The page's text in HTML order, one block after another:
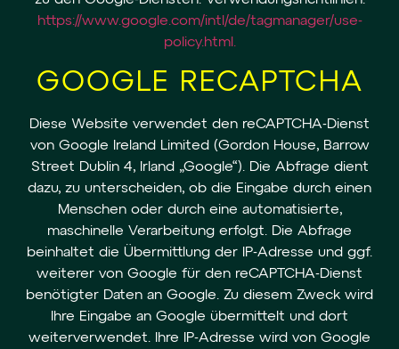
https://www.google.com/intl/de/tagmanager/use-
policy.html.
GOOGLE RECAPTCHA
Diese Website verwendet den reCAPTCHA-Dienst
von Google Ireland Limited (Gordon House, Barrow
Street Dublin 4, Irland „Google“). Die Abfrage dient
dazu, zu unterscheiden, ob die Eingabe durch einen
Menschen oder durch eine automatisierte,
maschinelle Verarbeitung erfolgt. Die Abfrage
beinhaltet die Übermittlung der IP-Adresse und ggf.
weiterer von Google für den reCAPTCHA-Dienst
benötigter Daten an Google. Zu diesem Zweck wird
Ihre Eingabe an Google übermittelt und dort
weiterverwendet. Ihre IP-Adresse wird von Google